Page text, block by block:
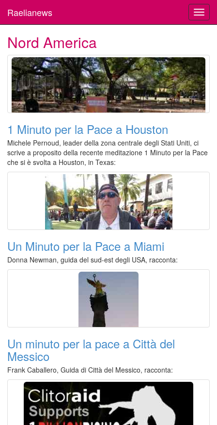
Raelianews
Nord America
1 Minuto per la Pace a Houston
Michele Pernoud, leader della zona centrale degli Stati Uniti, ci
scrive a proposito della recente meditazione 1 Minuto per la Pace
che si è svolta a Houston, in Texas:
Un Minuto per la Pace a Miami
Donna Newman, guida del sud-est degli USA, racconta:
Un minuto per la pace a Città del
Messico
Frank Caballero, Guida di Città del Messico, racconta: